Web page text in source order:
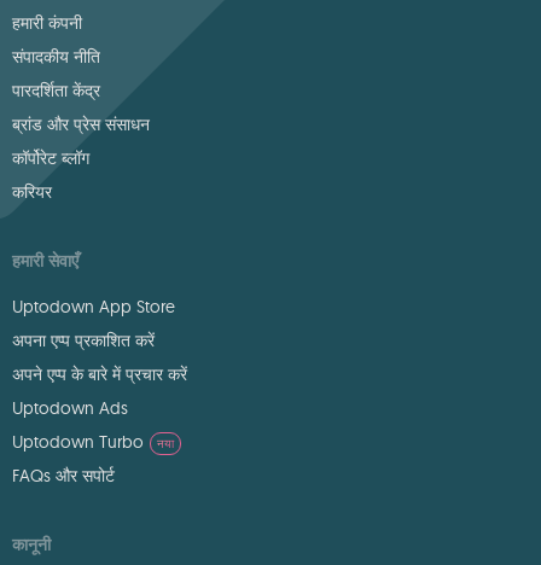
हमारी कंपनी
संपादकीय नीति
पारदर्शिता केंद्र
ब्रांड और प्रेस संसाधन
कॉर्पोरेट ब्लॉग
करियर
हमारी सेवाएँ
Uptodown App Store
अपना एप्प प्रकाशित करें
अपने एप्प के बारे में प्रचार करें
Uptodown Ads
Uptodown Turbo
नया
FAQs और सपोर्ट
कानूनी